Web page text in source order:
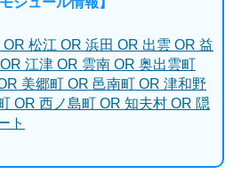
松江 OR 浜田 OR 出雲 OR 益
江津 OR 雲南 OR 奥出雲町
美郷町 OR 邑南町 OR 津和野
OR 西ノ島町 OR 知夫村 OR 隠
ト